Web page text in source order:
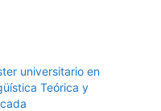
universitario en
Teórica y